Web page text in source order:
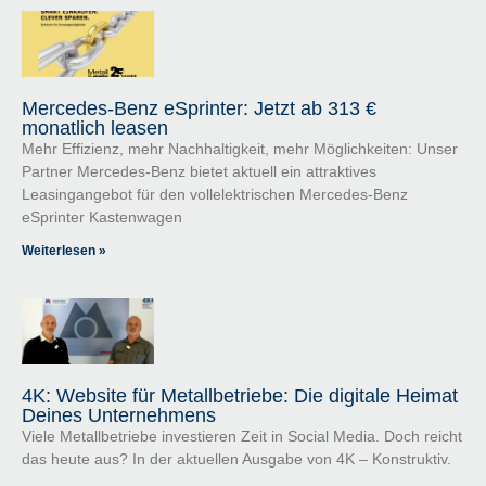
Mercedes-Benz eSprinter: Jetzt ab 313 €
monatlich leasen
Mehr Effizienz, mehr Nachhaltigkeit, mehr Möglichkeiten: Unser
Partner Mercedes-Benz bietet aktuell ein attraktives
Leasingangebot für den vollelektrischen Mercedes-Benz
eSprinter Kastenwagen
Weiterlesen »
4K: Website für Metallbetriebe: Die digitale Heimat
Deines Unternehmens
Viele Metallbetriebe investieren Zeit in Social Media. Doch reicht
das heute aus? In der aktuellen Ausgabe von 4K – Konstruktiv.